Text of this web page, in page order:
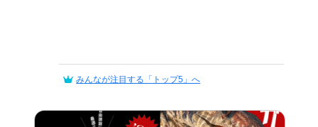
みんなが注目する「トップ5」へ